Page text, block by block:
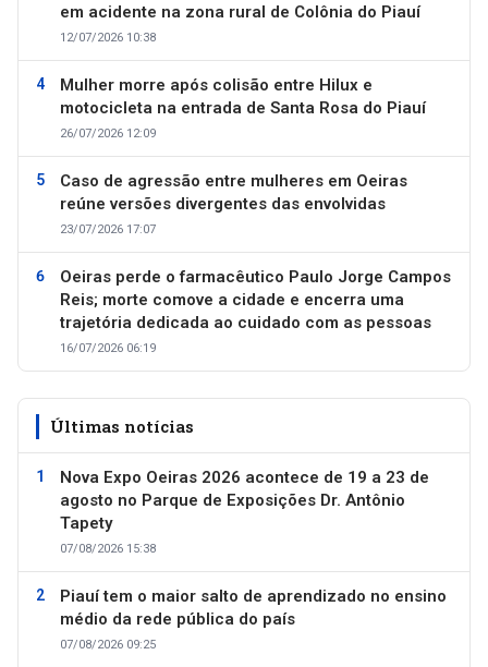
em acidente na zona rural de Colônia do Piauí
12/07/2026 10:38
Mulher morre após colisão entre Hilux e
motocicleta na entrada de Santa Rosa do Piauí
26/07/2026 12:09
Caso de agressão entre mulheres em Oeiras
reúne versões divergentes das envolvidas
23/07/2026 17:07
Oeiras perde o farmacêutico Paulo Jorge Campos
Reis; morte comove a cidade e encerra uma
trajetória dedicada ao cuidado com as pessoas
16/07/2026 06:19
Últimas notícias
Nova Expo Oeiras 2026 acontece de 19 a 23 de
agosto no Parque de Exposições Dr. Antônio
Tapety
07/08/2026 15:38
Piauí tem o maior salto de aprendizado no ensino
médio da rede pública do país
07/08/2026 09:25